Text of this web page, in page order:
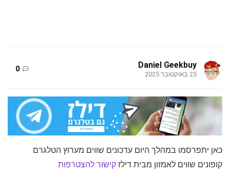
Daniel Geekbuy
25 באוקטובר 2025
0
כאן יתפרסמו במהלך היום עדכונים שווים מערוץ הטלגרם
קופונים שווים לאמזון מבית דילז קישור להצטרפות